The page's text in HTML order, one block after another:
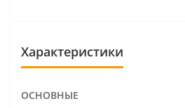
Характеристики
ОСНОВНЫЕ